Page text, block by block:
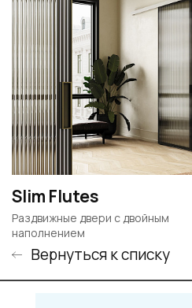
Slim Flutes
Раздвижные двери c двойным
наполнением
Вернуться к списку